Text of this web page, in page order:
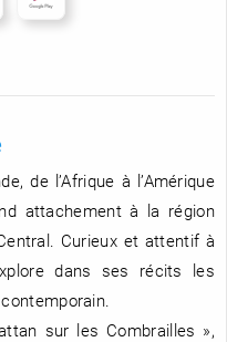
de l’Afrique à l’Amérique
attachement à la région
Curieux et attentif à
dans ses récits les
sur les Combrailles »,